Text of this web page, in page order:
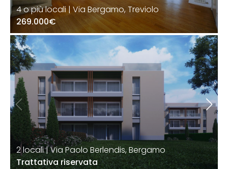
4 o più locali | Via Bergamo, Treviolo
269.000€
2 locali | Via Paolo Berlendis, Bergamo
Trattativa riservata